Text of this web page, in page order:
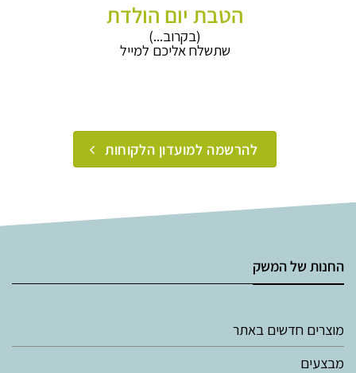
הטבת יום הולדת
(בקרוב...)
שתשלח אליכם למייל
להרשמה למועדון הלקוחות
החנות של המשק
מוצרים חדשים באתר
מבצעים